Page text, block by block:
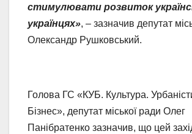
стимулювати розвиток
українцях», – зазначив депутат
Олександр Рушковський.
Голова ГС «КУБ. Культура.
Бізнес», депутат міської ради Олег
Панібратенко зазначив, що цей